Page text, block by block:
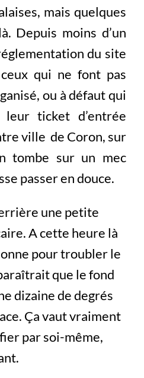
mais quelques
Depuis moins d’un
du site
qui ne font pas
ou à défaut qui
leur ticket d’entrée
ville de Coron, sur
tombe sur un mec
passer en douce.
une petite
A cette heure là
pour troubler le
que le fond
dizaine de degrés
Ça vaut vraiment
par soi-même,